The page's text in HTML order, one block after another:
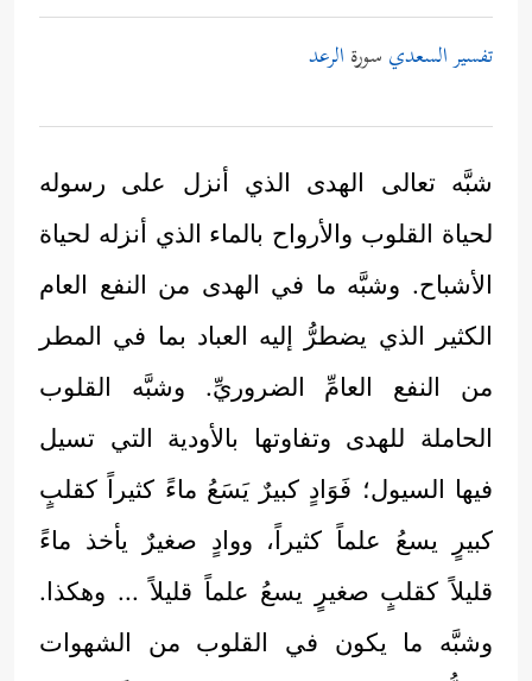
تفسير السعدي سورة الرعد
شبَّه تعالى الهدى الذي أنزل على رسوله
لحياة القلوب والأرواح بالماء الذي أنزله لحياة
الأشباح. وشبَّه ما في الهدى من النفع العام
الكثير الذي يضطرُّ إليه العباد بما في المطر
من النفع العامِّ الضروريِّ. وشبَّه القلوب
الحاملة للهدى وتفاوتها بالأودية التي تسيل
فيها السيول؛ فَوَادٍ كبيرٌ يَسَعُ ماءً كثيراً كقلبٍ
كبيرٍ يسعُ علماً كثيراً، ووادٍ صغيرٌ يأخذ ماءً
قليلاً كقلبٍ صغيرٍ يسعُ علماً قليلاً ... وهكذا.
وشبَّه ما يكون في القلوب من الشهوات